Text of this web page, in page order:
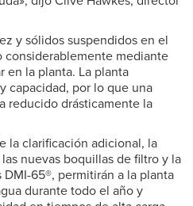
y sólidos suspendidos en el
considerablemente mediante
en la planta. La planta
capacidad, por lo que una
reducido drásticamente la
la clarificación adicional, la
nuevas boquillas de filtro y la
65®, permitirán a la planta
durante todo el año y